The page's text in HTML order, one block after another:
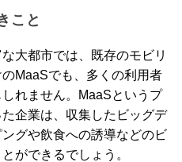
こと
大都市では、既存のモビリ
MaaSでも、多くの利用者
れません。MaaSというプ
企業は、収集したビッグデ
グや飲食への誘導などのビ
ができるでしょう。